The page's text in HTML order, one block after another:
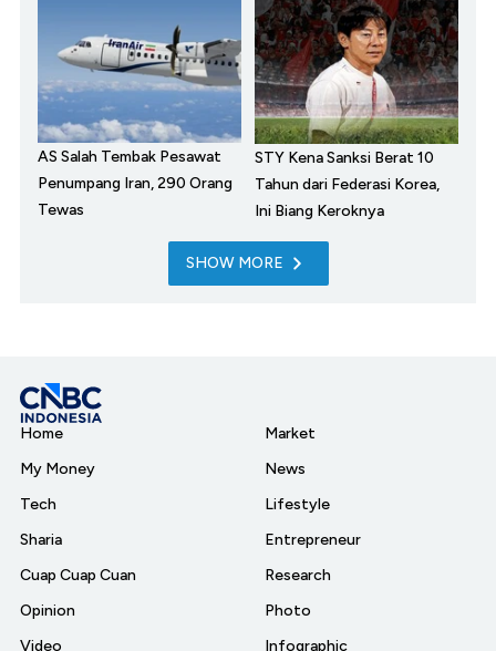
AS Salah Tembak Pesawat
Penumpang Iran, 290 Orang
Tewas
STY Kena Sanksi Berat 10
Tahun dari Federasi Korea,
Ini Biang Keroknya
SHOW MORE
Home
My Money
Tech
Sharia
Cuap Cuap Cuan
Opinion
Video
Market
News
Lifestyle
Entrepreneur
Research
Photo
Infographic